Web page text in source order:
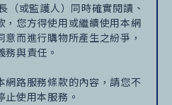
登入
（或監護人）同時確實閱讀、
，您方得使用或繼續使用本網
而進行購物所產生之紛爭，
與責任。
網路服務條款的內容，請您不
使用本服務。